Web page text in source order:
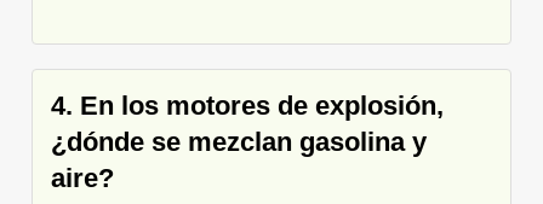
4. En los motores de explosión,
¿dónde se mezclan gasolina y
aire?